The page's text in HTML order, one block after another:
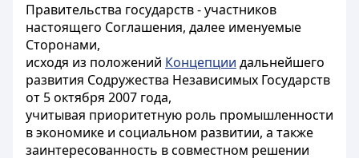
Правительства государств - участников
настоящего Соглашения, далее именуемые
Сторонами,
исходя из положений Концепции дальнейшего
развития Содружества Независимых Государств
от 5 октября 2007 года,
учитывая приоритетную роль промышленности
в экономике и социальном развитии, а также
заинтересованность в совместном решении